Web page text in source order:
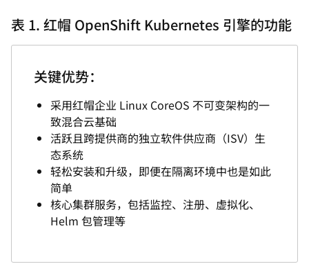
表 1. 红帽 OpenShift Kubernetes 引擎的功能
关键优势：
采用红帽企业 Linux CoreOS 不可变架构的一
致混合云基础
活跃且跨提供商的独立软件供应商（ISV）生
态系统
轻松安装和升级，即便在隔离环境中也是如此
简单
核心集群服务，包括监控、注册、虚拟化、
Helm 包管理等